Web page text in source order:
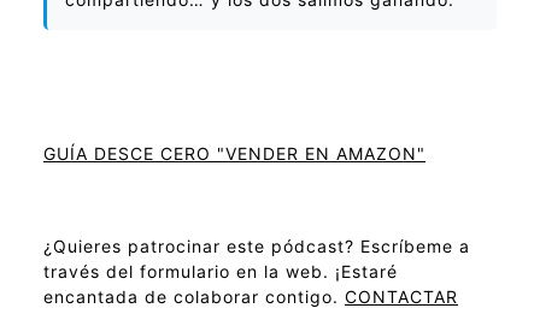
GUÍA DESCE CERO "VENDER EN AMAZON"
¿Quieres patrocinar este pódcast? Escríbeme a
través del formulario en la web. ¡Estaré
encantada de colaborar contigo. CONTACTAR